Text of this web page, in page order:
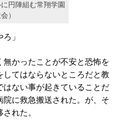
円陣組む常翔学園
）
」
かったことが不安と恐怖を
てはならないところだと教
ない事が起きていることだ
に救急搬送された。が、そ
れた。